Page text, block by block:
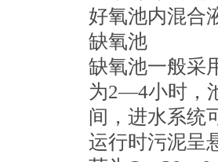
好氧池内混合
缺氧池
缺氧池一般采
为2—4小时，
间，进水系统
运行时污泥呈